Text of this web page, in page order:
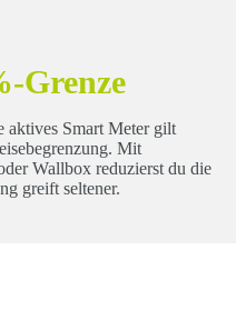
Grenze
Smart Meter gilt
Mit
Wallbox reduzierst du die
greift seltener.